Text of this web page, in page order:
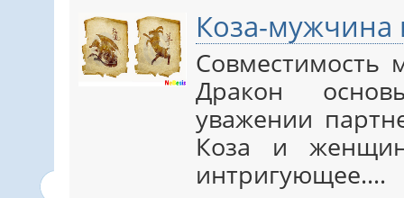
Коза-
Дракон
уважении
Коза и
интригующее.…